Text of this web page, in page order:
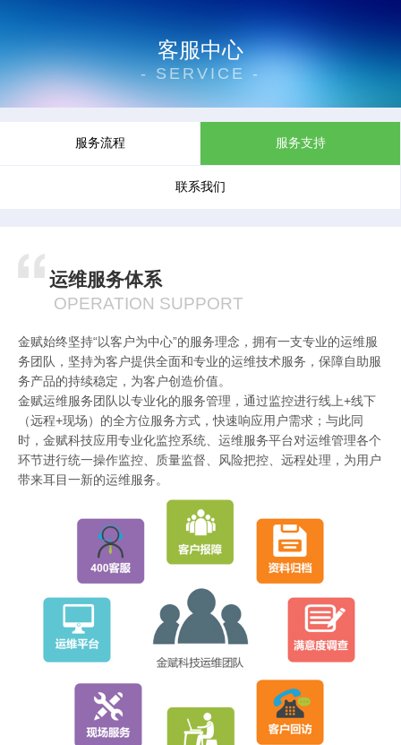
客服中心
- SERVICE -
服务流程 服务支持
联系我们
运维服务体系
OPERATION SUPPORT
金赋始终坚持“以客户为中心”的服务理念，拥有一支专业的运维服
务团队，坚持为客户提供全面和专业的运维技术服务，保障自助服
务产品的持续稳定，为客户创造价值。
金赋运维服务团队以专业化的服务管理，通过监控进行线上+线下
（远程+现场）的全方位服务方式，快速响应用户需求；与此同
时，金赋科技应用专业化监控系统、运维服务平台对运维管理各个
环节进行统一操作监控、质量监督、风险把控、远程处理，为用户
带来耳目一新的运维服务。